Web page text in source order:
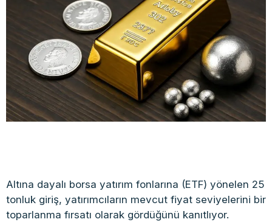
Altına dayalı borsa yatırım fonlarına (ETF) yönelen 25
tonluk giriş, yatırımcıların mevcut fiyat seviyelerini bir
toparlanma fırsatı olarak gördüğünü kanıtlıyor.